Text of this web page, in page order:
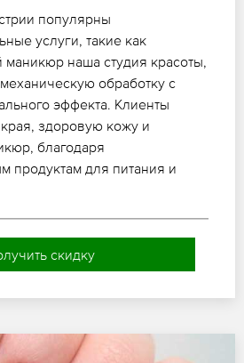
популярны
услуги, такие как
наша студия красоты,
обработку с
эффекта. Клиенты
здоровую кожу и
благодаря
продуктам для питания и
скидку